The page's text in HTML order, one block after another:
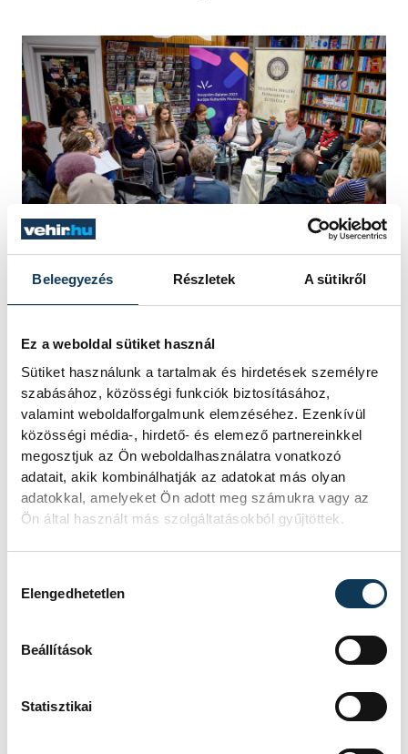
Beleegyezés Részletek A sütikről
Ez a weboldal sütiket használ
Sütiket használunk a tartalmak és hirdetések személyre
szabásához, közösségi funkciók biztosításához,
valamint weboldalforgalmunk elemzéséhez. Ezenkívül
közösségi média-, hirdető- és elemező partnereinkkel
megosztjuk az Ön weboldalhasználatra vonatkozó
adatait, akik kombinálhatják az adatokat más olyan
adatokkal, amelyeket Ön adott meg számukra vagy az
Ön által használt más szolgáltatásokból gyűjtöttek.
Elengedhetetlen
Beállítások
Statisztikai
fiatalokat találni a hagyomány életben
tartására. Heilig Zoltánné tótvázsonyi
tanítónő elmondta, hogy míg az iskolában
dolgozott, mindig sikerült a tanítványaiból
összeállítani egy csapatot, mióta nyugdíjba
vonult, elvesztette a kapcsolatát ezzel a
korosztállyal. Az a tapasztalata, hogy
Az oktatási intézményeknek kétségkívül
fontos szerepük van a népszokás életben
tagozatán például azok a fiatalok is
találkozhatnak a Christkindllel, akiknek a